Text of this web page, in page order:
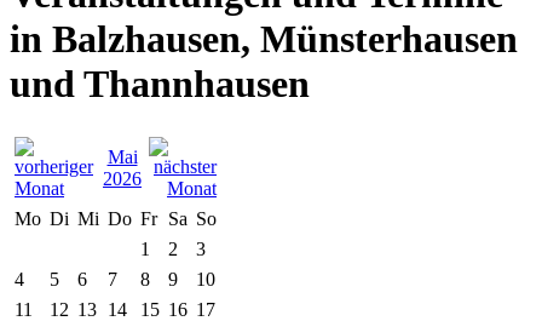
in Balzhausen, Münsterhausen
und Thannhausen
Mai
2026
Mo Di Mi Do Fr Sa So
1
2
3
4
5 6 7 8 9
10
11
12 13 14 15 16 17